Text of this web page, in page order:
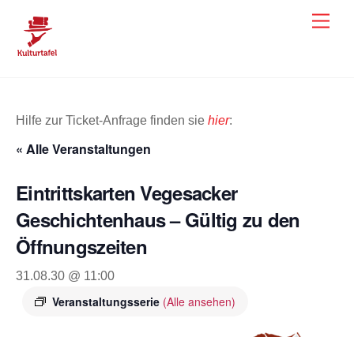
content
Hilfe zur Ticket-Anfrage finden sie hier:
« Alle Veranstaltungen
Eintrittskarten Vegesacker
Geschichtenhaus – Gültig zu den
Öffnungszeiten
31.08.30 @ 11:00
Veranstaltungsserie (Alle ansehen)